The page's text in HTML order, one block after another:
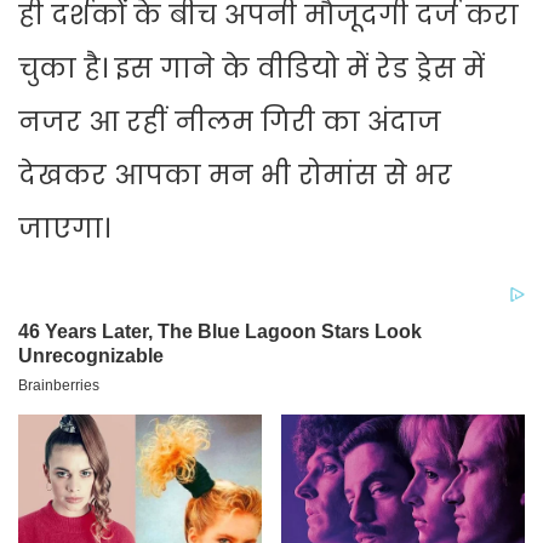
ही दर्शकों के बीच अपनी मौजूदगी दर्ज करा
चुका है। इस गाने के वीडियो में रेड ड्रेस में
नजर आ रहीं नीलम गिरी का अंदाज
देखकर आपका मन भी रोमांस से भर
जाएगा।